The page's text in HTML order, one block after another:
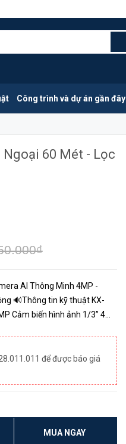
Công trình và dự án gần đây
Ngoại 60 Mét - Lọc
AI Thông Minh 4MP -
🔊Thông tin kỹ thuật KX-
Chuẩn nén hình ảnh
để được báo giá
MUA NGAY
MUA NGAY